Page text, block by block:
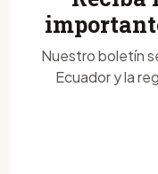
Nuestro boletín
Ecuador y la